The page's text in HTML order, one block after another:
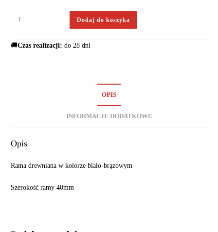
Dodaj do koszyka
🚚Czas realizacji:do 28 dni
OPIS
INFORMACJE DODATKOWE
Opis
Rama drewniana w kolorze biało-brązowym
Szerokość ramy 40mm